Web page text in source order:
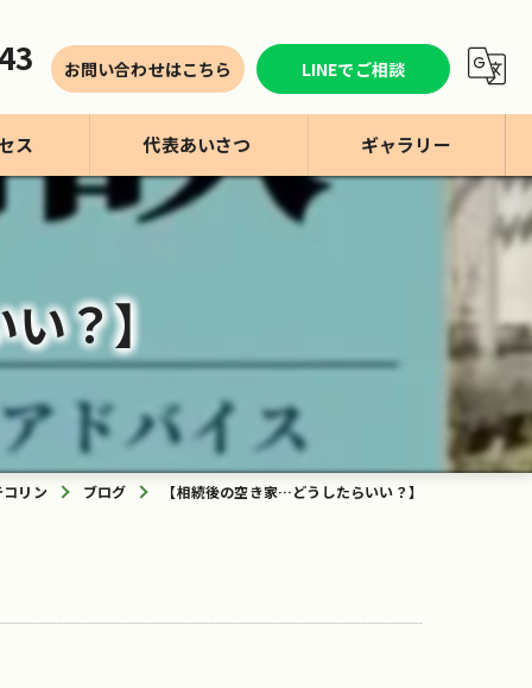
お問い合わせはこちら LINEでご相談
ス 代表あいさつ ギャラリー
？】
リン ブログ 【相続後の空き家…どうしたらいい？】